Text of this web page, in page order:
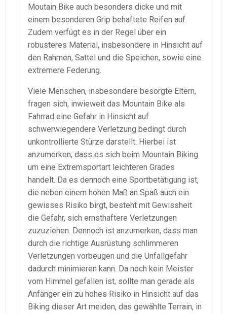
Moutain Bike auch besonders dicke und mit
einem besonderen Grip behaftete Reifen auf.
Zudem verfügt es in der Regel über ein
robusteres Material, insbesondere in Hinsicht auf
den Rahmen, Sattel und die Speichen, sowie eine
extremere Federung.
Viele Menschen, insbesondere besorgte Eltern,
fragen sich, inwieweit das Mountain Bike als
Fahrrad eine Gefahr in Hinsicht auf
schwerwiegendere Verletzung bedingt durch
unkontrollierte Stürze darstellt. Hierbei ist
anzumerken, dass es sich beim Mountain Biking
um eine Extremsportart leichteren Grades
handelt. Da es dennoch eine Sportbetätigung ist,
die neben einem hohen Maß an Spaß auch ein
gewisses Risiko birgt, besteht mit Gewissheit
die Gefahr, sich ernsthaftere Verletzungen
zuzuziehen. Dennoch ist anzumerken, dass man
durch die richtige Ausrüstung schlimmeren
Verletzungen vorbeugen und die Unfallgefahr
dadurch minimieren kann. Da noch kein Meister
vom Himmel gefallen ist, sollte man gerade als
Anfänger ein zu hohes Risiko in Hinsicht auf das
Biking dieser Art meiden, das gewählte Terrain, in